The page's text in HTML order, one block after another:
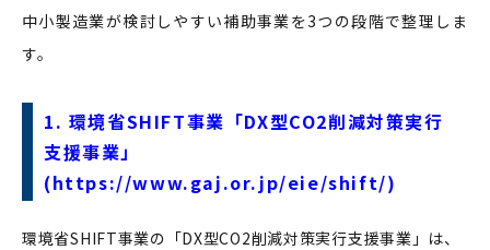
中小製造業が検討しやすい補助事業を3つの段階で整理しま
す。
1. 環境省SHIFT事業「DX型CO2削減対策実行
支援事業」
(https://www.gaj.or.jp/eie/shift/)
環境省SHIFT事業の「DX型CO2削減対策実行支援事業」は、